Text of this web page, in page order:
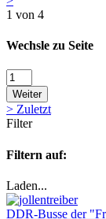
1 von 4
Wechsle zu Seite
Weiter
> Zuletzt
Filter
Filtern auf:
Laden...
DDR-Busse der